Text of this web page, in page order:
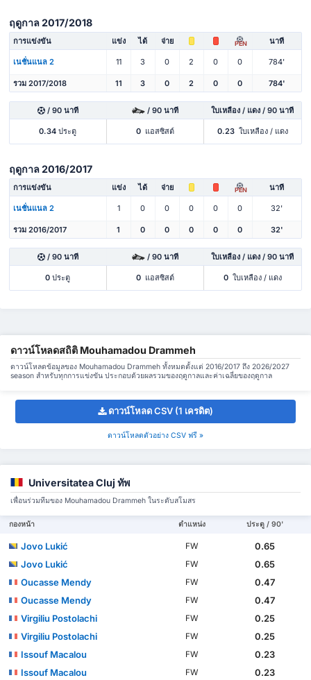
ฤดูกาล 2017/2018
การแข่งขัน แข่ง ได้ จ่าย PEN นาที
เนชั่นแนล 2 11 3 0 2 0 0 784'
รวม 2017/2018 11 3 0 2 0 0 784'
/ 90 นาที / 90 นาที ใบเหลือง / แดง / 90 นาที
0.34 ประตู 0 แอสซิสต์ 0.23 ใบเหลือง / แดง
ฤดูกาล 2016/2017
การแข่งขัน แข่ง ได้ จ่าย PEN นาที
เนชั่นแนล 2 1 0 0 0 0 0 32'
รวม 2016/2017 1 0 0 0 0 0 32'
/ 90 นาที / 90 นาที ใบเหลือง / แดง / 90 นาที
0 ประตู 0 แอสซิสต์ 0 ใบเหลือง / แดง
ดาวน์โหลดสถิติ Mouhamadou Drammeh
ดาวน์โหลดข้อมูลของ Mouhamadou Drammeh ทั้งหมดตั้งแต่ 2016/2017 ถึง 2026/2027
season สำหรับทุกการแข่งขัน ประกอบด้วยผลรวมของฤดูกาลและค่าเฉลี่ยของฤดูกาล
ดาวน์โหลด CSV (1 เครดิต)
ดาวน์โหลดตัวอย่าง CSV ฟรี »
Universitatea Cluj ทัพ
เพื่อนร่วมทีมของ Mouhamadou Drammeh ในระดับสโมสร
กองหน้า ตำแหน่ง ประตู / 90'
Jovo Lukić FW
0.65
Jovo Lukić
FW
0.65
Oucasse Mendy
FW
0.47
Oucasse Mendy
FW
0.47
Virgiliu Postolachi
FW
0.25
Virgiliu Postolachi
FW
0.25
Issouf Macalou
FW
0.23
Issouf Macalou
FW
0.23